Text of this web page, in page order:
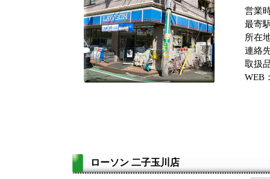
営業
最寄
所在
連絡
取扱
WEB
ローソン 二子玉川店